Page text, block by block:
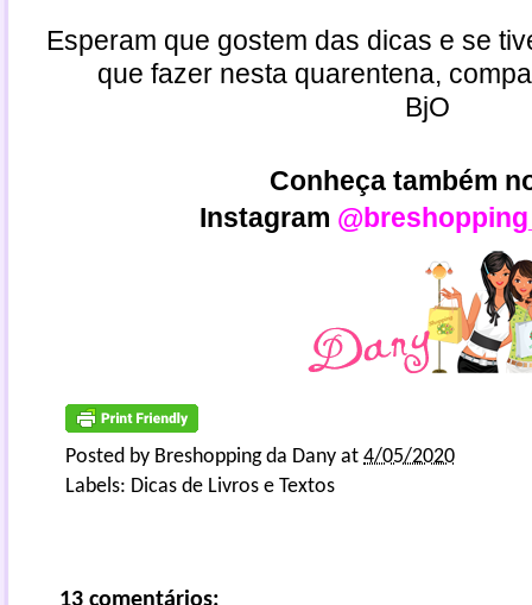
Esperam que gostem das dicas e se
que fazer nesta quarentena,
BjO
Conheça também n
Instagram
Posted by Breshopping da Dany at 4/05/2020
Labels: Dicas de Livros e Textos
13 comentários: